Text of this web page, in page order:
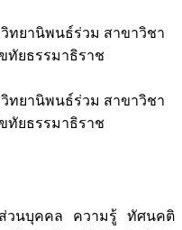
ทยานิพนธ์ร่วม สาขาวิชา
ทัยธรรมาธิราช
ทยานิพนธ์ร่วม สาขาวิชา
ทัยธรรมาธิราช
ส่วนบุคคล ความรู้ ทัศนคติ